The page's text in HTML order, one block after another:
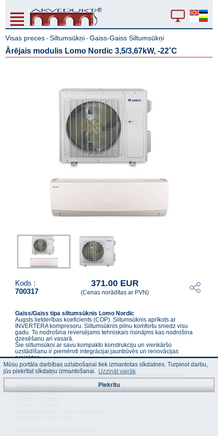
Visas preces -Siltumsūkņi -Gaiss-Gaiss Siltumsūkņi
Ārējais modulis Lomo Nordic 3,5/3,67kW, -22˚C
Kods :
700317
371.00 EUR
(Cenas norādītas ar PVN)
Gaiss/Gaiss tipa siltumsūknis Lomo Nordic
Augsts lietderības koeficients (COP). Siltumsūknis aprīkots ar
INVERTERA kompresoru. Siltumsūknis pilnu komfortu sniedz visu
gadu. To nodrošina reversējams tehniskais risinājms kas nodrošina
dzesēšanu ari vasarā.
Šie siltumsūkņi ar savu kompakto konstrukciju un vienkāršo
uzstādīšanu ir piemēroti integrācijai jaunbūvēs un renovācijas
projektos.
Siltumsūkņa ārējais modulis
Piemērots izmantošanai arLomo Nordiciekšējiem moduļiem
Tehniskie Parametri
Augstums: 596mm
Mūsu portāla darbības uzlabošanai tiek izmantotas sīkdatnes. Turpinot darbu,
jūs piekrītat sīkdatņu izmantošanai. Uzzināt vairāk
Piekrītu